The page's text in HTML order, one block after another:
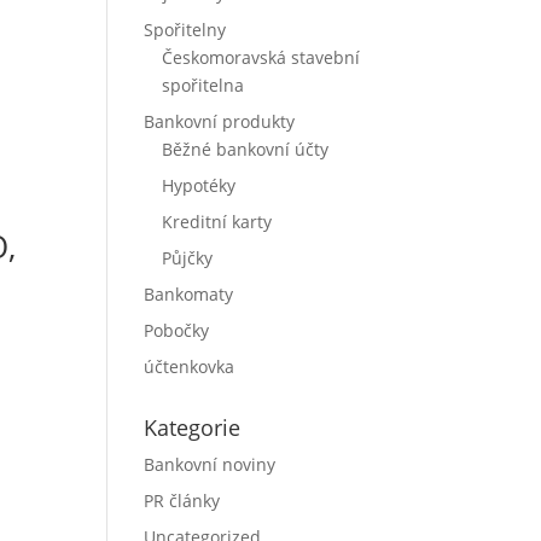
Spořitelny
Českomoravská stavební
spořitelna
Bankovní produkty
Běžné bankovní účty
Hypotéky
Kreditní karty
Půjčky
Bankomaty
Pobočky
účtenkovka
Kategorie
Bankovní noviny
PR články